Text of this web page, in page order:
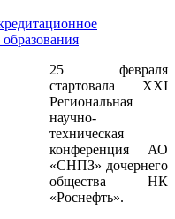
образования
25 февраля
стартовала XXI
Региональная
научно-
техническая
конференция АО
«СНПЗ» дочернего
общества НК
«Роснефть».